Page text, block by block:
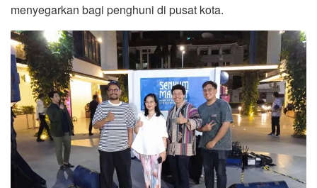
menyegarkan bagi penghuni di pusat kota.